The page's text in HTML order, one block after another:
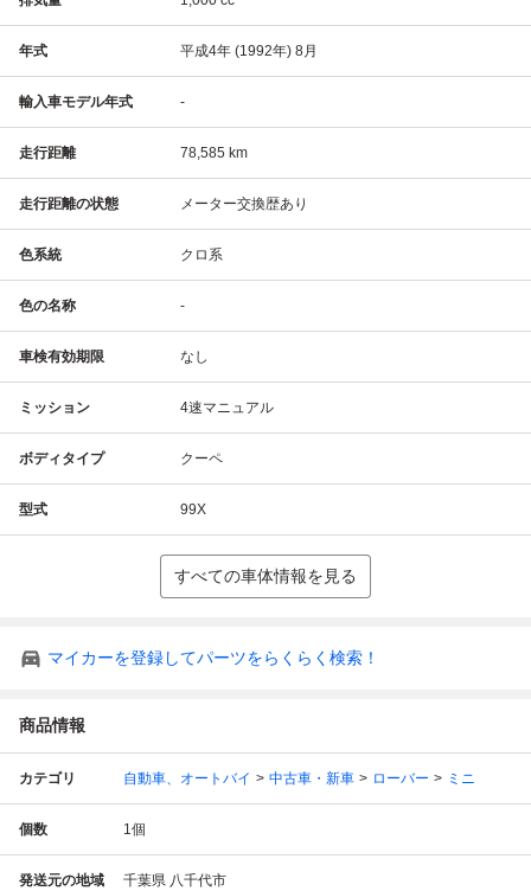
年式 平成4年 (1992年) 8月
輸入車モデル年式 -
走行距離 78,585 km
走行距離の状態 メーター交換歴あり
色系統 クロ系
色の名称 -
車検有効期限 なし
ミッション 4速マニュアル
ボディタイプ クーペ
型式 99X
すべての車体情報を見る
マイカーを登録してパーツをらくらく検索！
商品情報
カテゴリ 自動車、オートバイ 中古車・新車 ローバー ミニ
個数 1個
発送元の地域 千葉県 八千代市